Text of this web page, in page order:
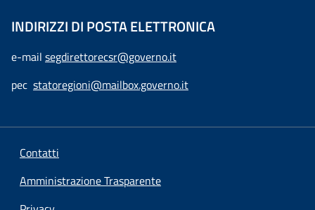
INDIRIZZI DI POSTA ELETTRONICA
e-mail segdirettorecsr@governo.it
pec statoregioni@mailbox.governo.it
Contatti
Amministrazione Trasparente